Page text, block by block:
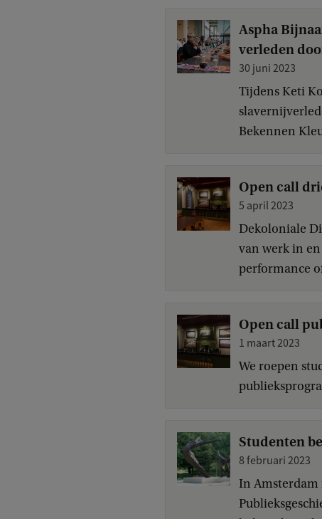
Aspha
verleden
30 juni 2023
Tijdens Keti
Bekennen
Open call
5 april 2023
Dekoloniale
van werk in
performance
Open call
1 maart 2023
We roepen
Studenten
8 februari 2023
In Amsterdam